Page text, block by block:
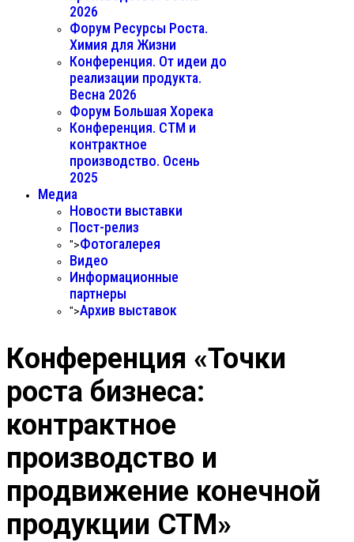
2026
Форум Ресурсы Роста.
Химия для Жизни
Конференция. От идеи до
реализации продукта.
Весна 2026
Форум Большая Хорека
Конференция. СТМ и
контрактное
производство. Осень
2025
Медиа
Новости выставки
Пост-релиз
">Фотогалерея
Видео
Информационные
партнеры
">Архив выставок
Конференция «Точки
роста бизнеса:
контрактное
производство и
продвижение конечной
продукции СТМ»